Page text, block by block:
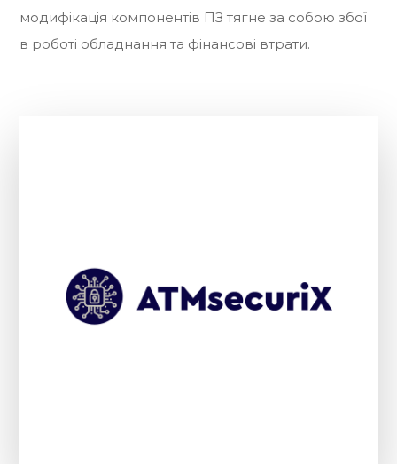
модифікація компонентів ПЗ тягне за собою збої
в роботі обладнання та фінансові втрати.